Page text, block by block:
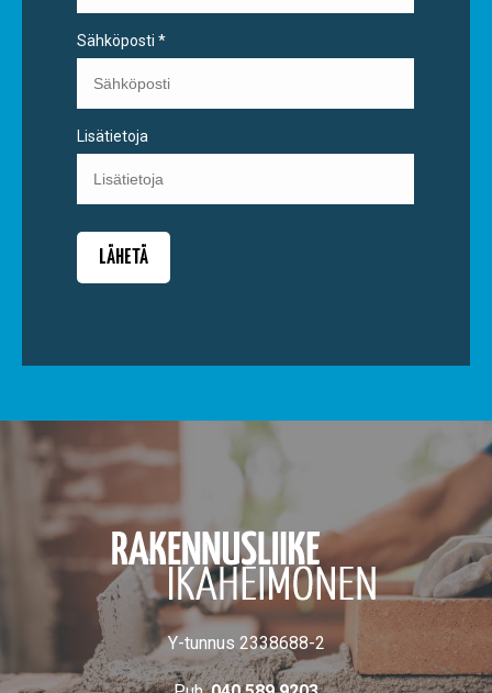
LÄHETÄ
Sähköposti *
Lisätietoja
Y-tunnus 2338688-2